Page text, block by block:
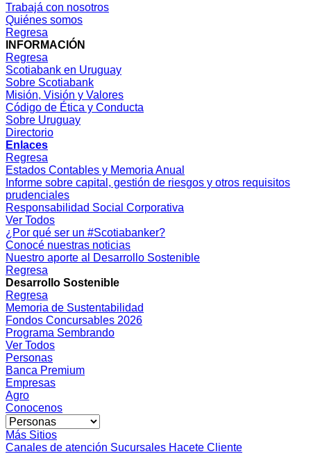
Trabajá con nosotros
Quiénes somos
Regresa
INFORMACIÓN
Regresa
Scotiabank en Uruguay
Sobre Scotiabank
Misión, Visión y Valores
Código de Ética y Conducta
Sobre Uruguay
Directorio
Enlaces
Regresa
Estados Contables y Memoria Anual
Informe sobre capital, gestión de riesgos y otros requisitos
prudenciales
Responsabilidad Social Corporativa
Ver Todos
¿Por qué ser un #Scotiabanker?
Conocé nuestras noticias
Nuestro aporte al Desarrollo Sostenible
Regresa
Desarrollo Sostenible
Regresa
Memoria de Sustentabilidad
Fondos Concursables 2026
Programa Sembrando
Ver Todos
Personas
Banca Premium
Empresas
Agro
Conocenos
Más Sitios
Canales de atención Sucursales Hacete Cliente